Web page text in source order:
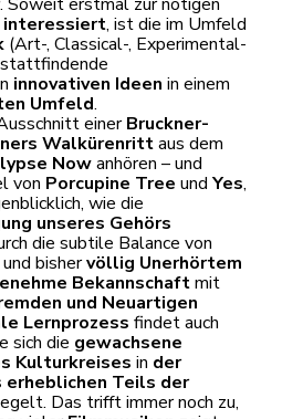
interessiert, ist die im Umfeld
(Art-, Classical-, Experimental-
innovativen Ideen in einem
Umfeld.
einerBruckner-
Walkürenrittaus dem
Nowanhören – und
von Porcupine Tree und Yes,
wie die
unseres Gehörs
die subtile Balance von
und bishervöllig Unerhörtem
Bekannschaftmit
und Neuartigen
Lernprozess findet auch
sich die gewachsene
Kulturkreises in der
Teils der
Das trifft immer noch zu,